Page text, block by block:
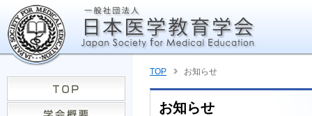
TOP お知らせ
お知らせ